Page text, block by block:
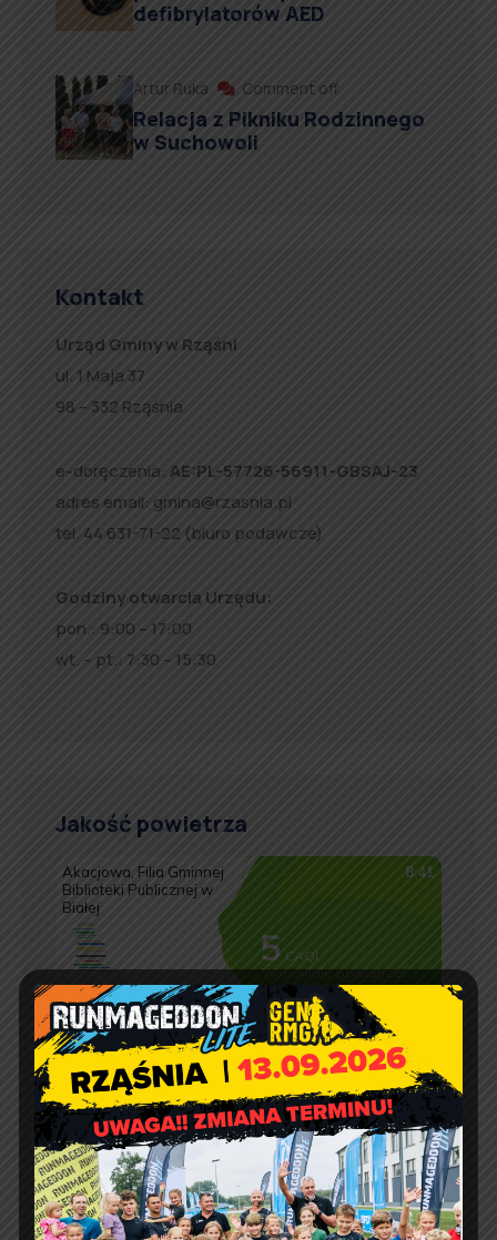
defibrylatorów AED
Artur Ruka Comment off
Relacja z Pikniku Rodzinnego
w Suchowoli
Kontakt
Urząd Gminy w Rząśni
ul. 1 Maja 37
98 – 332 Rząśnia
e-doręczenia: AE:PL-57726-56911-GBSAJ-23
adres email: gmina@rzasnia.pl
tel. 44 631-71-22 (biuro podawcze)
Godziny otwarcia Urzędu:
pon.: 9:00 – 17:00
wt. – pt.: 7:30 – 15:30
Jakość powietrza